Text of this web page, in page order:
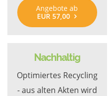
Angebote ab
EUR 57,00
Nachhaltig
Optimiertes Recycling
- aus alten Akten wird